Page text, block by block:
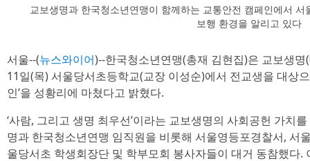
교보생명과 한국청소년연맹이 함께하는 교통안전 캠페인에서
보행 환경을 알리고 있다
서울--(뉴스와이어)--한국청소년연맹(총재 김현집)은 교보생
11일(목) 서울당서초등학교(교장 이성순)에서 전교생을 대상
인’을 성황리에 마쳤다고 밝혔다.
‘사람, 그리고 생명 최우선’이라는 교보생명의 사회공헌 가치
명과 한국청소년연맹 임직원을 비롯해 서울영등포경찰서, 서
울당서초 학생회장단 및 학부모회 봉사자들이 대거 동참했다.